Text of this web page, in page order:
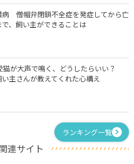
病 僧帽弁閉鎖不全症を発症してから亡
で、飼い主ができることは
猫が大声で鳴く、どうしたらいい？
主さんが教えてくれた心構え
ランキング一覧
連サイト